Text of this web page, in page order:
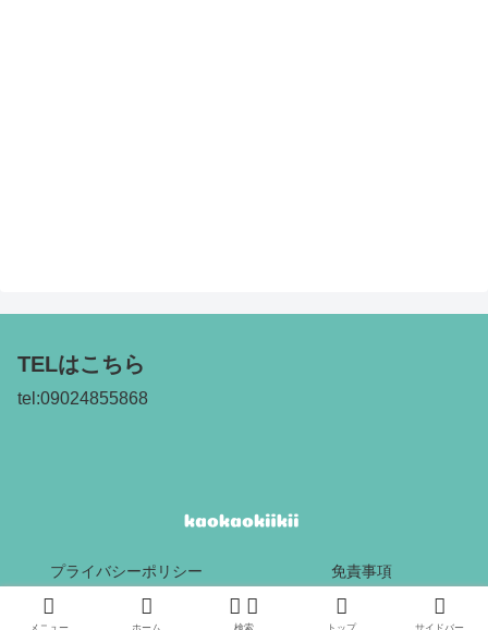
TELはこちら
tel:09024855868
プライバシーポリシー 免責事項
Copyright © 2017 kaokaokiikii All Rights Reserved.
メニュー ホーム 検索 トップ サイドバー